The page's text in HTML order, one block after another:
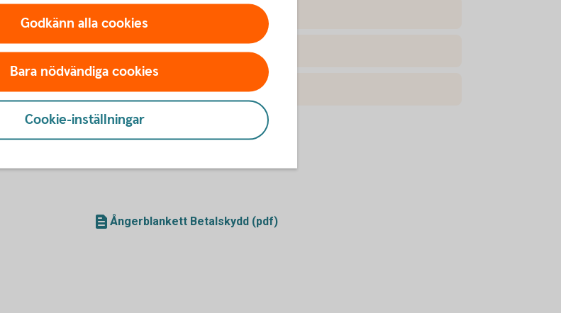
Ångerblankett Betalskydd (pdf)
Godkänn alla cookies
Bara nödvändiga cookies
Cookie-inställningar